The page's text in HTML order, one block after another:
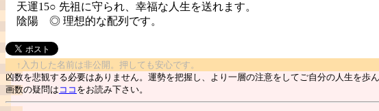
天運15○ 先祖に守られ、幸福な人生を送れます。
陰陽 ◎ 理想的な配列です。
↑入力した名前は非公開。押しても安心です。
凶数を悲観する必要はありません。運勢を把握し、より一層の注意をしてご自分の人生を歩ん
画数の疑問は ココ をお読み下さい。